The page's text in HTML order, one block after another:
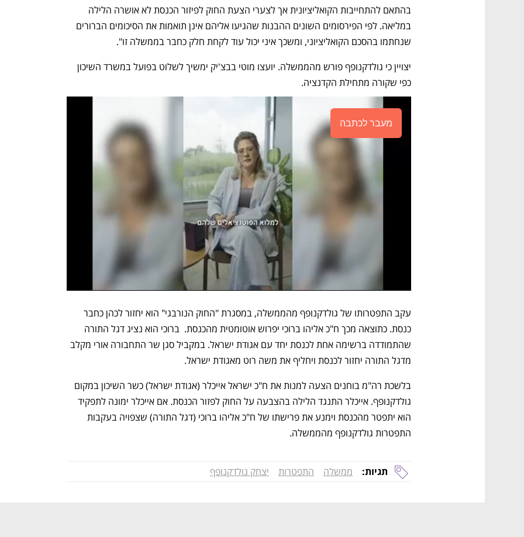
שנחתמו בהסכם הקואליציוני, ומשכך איני יכול עוד לקחת חלק כחבר בממשלה זו".
כפי שקורה מתחילת הקדנציה.
מעבר לכתבה
מדגל התורה יחזור לכנסת ויחליף את משה רוט מאגודת ישראל.
התפטרות גולדקנופף מהממשלה.
תגיות: ממשלה התפטרות יצחק גולדקנופף